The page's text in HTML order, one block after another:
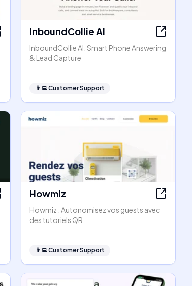
InboundCollie AI
InboundCollie AI: Smart Phone Answering
& Lead Capture
👨‍💻Customer Support
Howmiz
Howmiz : Autonomisez vos guests avec
des tutoriels QR
👨‍💻Customer Support